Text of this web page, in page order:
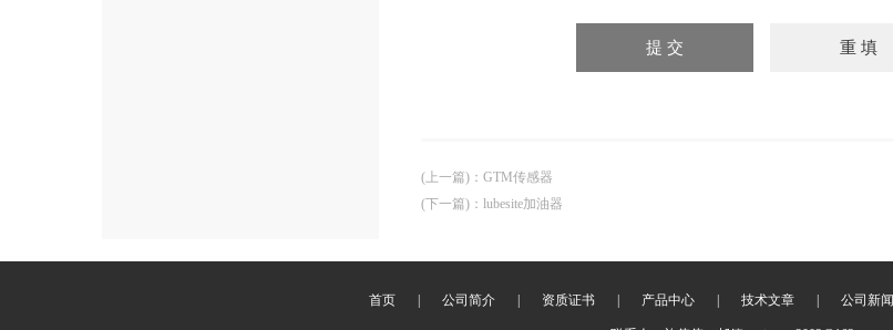
(上一篇) ： GTM传感器
(下一篇) ： lubesite加油器
首页 公司简介 资质证书 产品中心 技术文章 公司新闻